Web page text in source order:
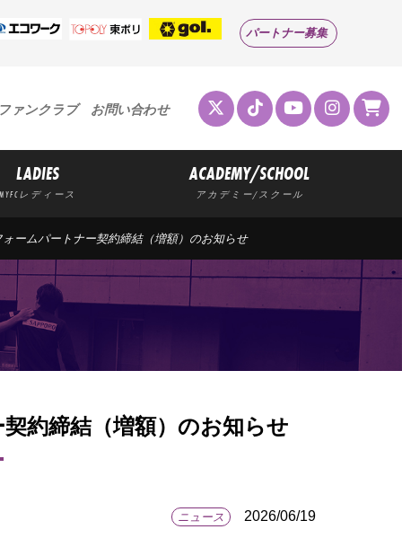
パートナー募集
ァンクラブ お問い合わせ
LADIES
レディース
ACADEMY/SCHOOL
アカデミー/スクール
ームパートナー契約締結（増額）のお知らせ
約締結（増額）のお知らせ
ニュース 2026/06/19